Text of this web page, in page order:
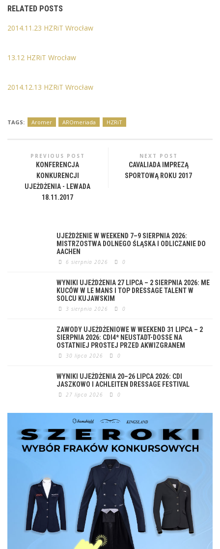
RELATED POSTS
2014.11.23 HZRiT Wrocław
13.12 HZRiT Wrocław
2014.12.13 HZRiT Wrocław
TAGS: Aromer AROmeriada HZRiT
PREVIOUS POST
KONFERENCJA
KONKURENCJI
UJEŻDŻENIA - LEWADA
18.11.2017
NEXT POST
CAVALIADA IMPREZĄ
SPORTOWĄ ROKU 2017
UJEŻDŻENIE W WEEKEND 7–9 SIERPNIA 2026:
MISTRZOSTWA DOLNEGO ŚLĄSKA I ODLICZANIE DO
AACHEN
6 sierpnia 2026 0
WYNIKI UJEŻDŻENIA 27 LIPCA – 2 SIERPNIA 2026: ME
KUCÓW W LE MANS I TOP DRESSAGE TALENT W
SOLCU KUJAWSKIM
3 sierpnia 2026 0
ZAWODY UJEŻDŻENIOWE W WEEKEND 31 LIPCA – 2
SIERPNIA 2026: CDI4* NEUSTADT-DOSSE NA
OSTATNIEJ PROSTEJ PRZED AKWIZGRANEM
30 lipca 2026 0
WYNIKI UJEŻDŻENIA 20–26 LIPCA 2026: CDI
JASZKOWO I ACHLEITEN DRESSAGE FESTIVAL
27 lipca 2026 0